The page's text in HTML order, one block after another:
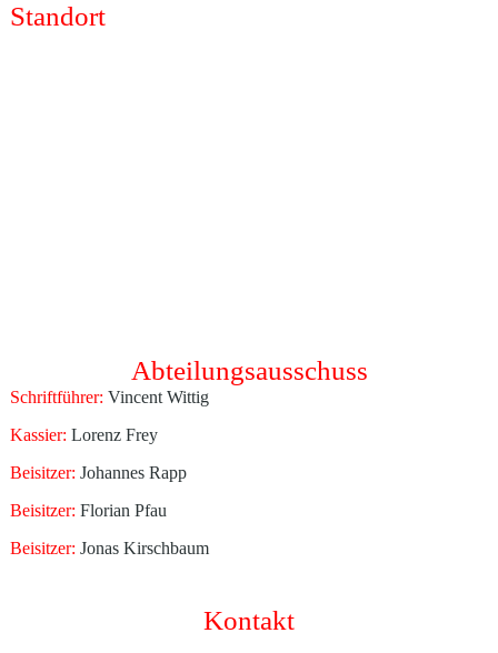
Standort
Abteilungsausschuss
Schriftführer: Vincent Wittig
Kassier: Lorenz Frey
Beisitzer: Johannes Rapp
Beisitzer: Florian Pfau
Beisitzer: Jonas Kirschbaum
Kontakt